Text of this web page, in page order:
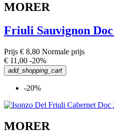
MORER
Friuli Sauvignon
Prijs € 8,80 Normale prijs
€ 11,00 -20%
add_shopping_cart
-20%
MORER